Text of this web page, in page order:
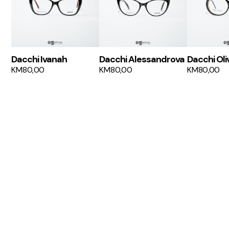
Dacchi Ivanah
KM80,00
Dacchi Alessandrova
KM80,00
Dacchi
KM80,00